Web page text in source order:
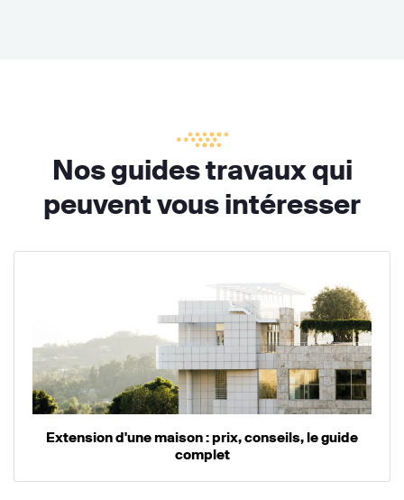
Nos guides travaux qui
peuvent vous intéresser
Extension d'une maison : prix, conseils, le guide
complet